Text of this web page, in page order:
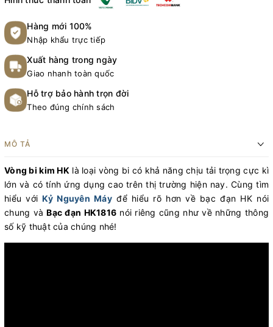
Hàng mới 100%
Nhập khẩu trực tiếp
Xuất hàng trong ngày
Giao nhanh toàn quốc
Hỗ trợ bảo hành trọn đời
Theo đúng chính sách
MÔ TẢ
Vòng bi kim HK là loại vòng bi có khả năng chịu tải trọng cực kì
lớn và có tính ứng dụng cao trên thị trường hiện nay. Cùng tìm
hiểu vớiKỷ Nguyên Máyđể hiểu rõ hơn về bạc đạn HK nói
chung vàBạc đạn HK1816 nói riêng cũng như về những thông
số kỹ thuật của chúng nhé!